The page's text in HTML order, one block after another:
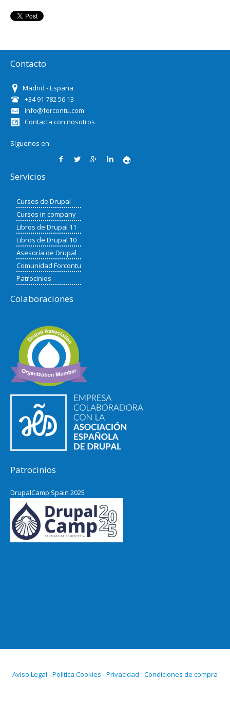
Contacto
Madrid - España
+34 91 782 56 13
info@forcontu.com
Contacta con nosotros
Síguenos en:
Servicios
Cursos de Drupal
Cursos in company
Libros de Drupal 11
Libros de Drupal 10
Asesoría de Drupal
Comunidad Forcontu
Patrocinios
Colaboraciones
Patrocinios
DrupalCamp Spain 2025
Aviso Legal - Política Cookies - Privacidad - Condiciones de compra